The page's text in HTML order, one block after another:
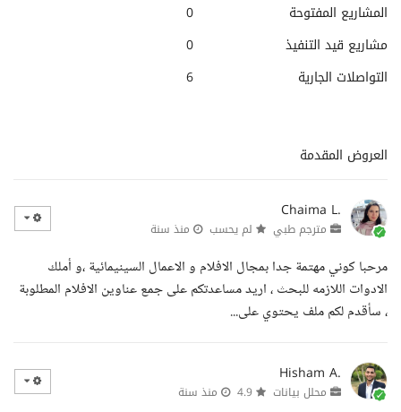
المشاريع المفتوحة
0
مشاريع قيد التنفيذ
0
التواصلات الجارية
6
العروض المقدمة
Chaima L.
مترجم طبي لم يحسب منذ سنة
مرحبا كوني مهتمة جدا بمجال الافلام و الاعمال السينيمائية ،و أملك
الادوات اللازمه للبحث ، اريد مساعدتكم على جمع عناوين الافلام المطلوبة
، سأقدم لكم ملف يحتوي على...
Hisham A.
محلل بيانات منذ سنة